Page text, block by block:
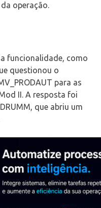
operação.
funcionalidade, como
questionou o
para as
II. A resposta foi
que abriu um